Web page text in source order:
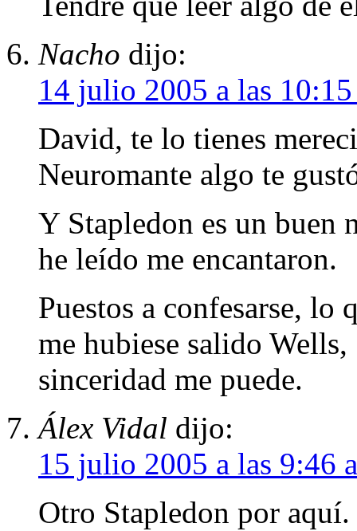
Nacho dijo:
14 julio 2005 a las
David, te lo tienes
Neuromante algo te
Y Stapledon es un buen
he leído me encantaron.
Puestos a confesarse, lo
me hubiese salido
sinceridad me puede.
Álex Vidal dijo:
15 julio 2005 a las 9:46
Otro Stapledon por aquí.